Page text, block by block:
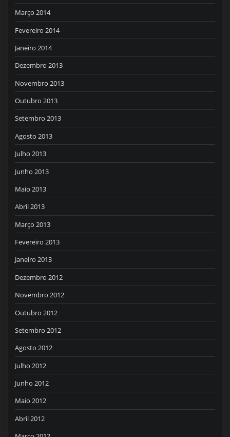
Março 2014
Fevereiro 2014
Janeiro 2014
Dezembro 2013
Novembro 2013
Outubro 2013
Setembro 2013
Agosto 2013
Julho 2013
Junho 2013
Maio 2013
Abril 2013
Março 2013
Fevereiro 2013
Janeiro 2013
Dezembro 2012
Novembro 2012
Outubro 2012
Setembro 2012
Agosto 2012
Julho 2012
Junho 2012
Maio 2012
Abril 2012